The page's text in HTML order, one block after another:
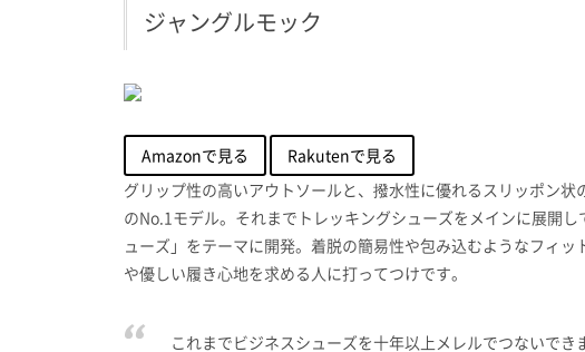
ジャングルモック
Amazonで見る
Rakutenで見る
グリップ性の高いアウトソールと、撥水性に優れるスリッポン
のNo.1モデル。それまでトレッキングシューズをメインに展開
ューズ」をテーマに開発。着脱の簡易性や包み込むようなフィ
や優しい履き心地を求める人に打ってつけです。
これまでビジネスシューズを十年以上メレルでつないで